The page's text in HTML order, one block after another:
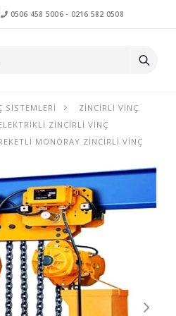
0506 458 5006- 0216 582 0508
SISTEMLERI
ZINCIRLI VINÇ
ZINCIRLI VINÇ
MONORAY ZINCIRLI VINÇ